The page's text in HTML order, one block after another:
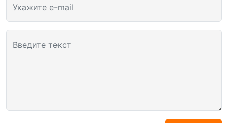
Укажите e-mail
Введите текст